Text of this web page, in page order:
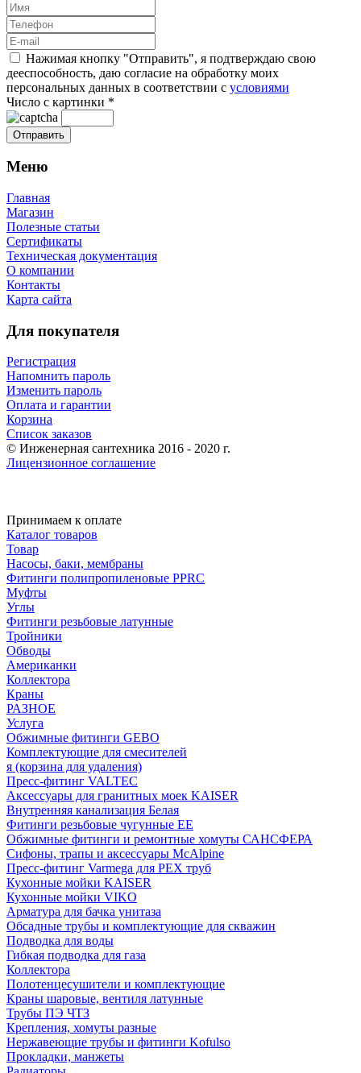
Нажимая кнопку "Отправить", я подтверждаю свою
дееспособность, даю согласие на обработку моих
персональных данных в соответствии с условиями
Число с картинки *
Меню
Главная
Магазин
Полезные статьи
Сертификаты
Техническая документация
О компании
Контакты
Карта сайта
Для покупателя
Регистрация
Напомнить пароль
Изменить пароль
Оплата и гарантии
Корзина
Список заказов
© Инженерная сантехника 2016 - 2020 г.
Лицензионное соглашение
Принимаем к оплате
Каталог товаров
Товар
Насосы, баки, мембраны
Фитинги полипропиленовые PPRC
Муфты
Углы
Фитинги резьбовые латунные
Тройники
Обводы
Американки
Коллектора
Краны
РАЗНОЕ
Услуга
Обжимные фитинги GEBO
Комплектующие для смесителей
я (корзина для удаления)
Пресс-фитинг VALTEC
Аксессуары для гранитных моек KAISER
Внутренняя канализация Белая
Фитинги резьбовые чугунные EE
Обжимные фитинги и ремонтные хомуты САНСФЕРА
Сифоны, трапы и аксессуары McAlpine
Пресс-фитинг Varmega для PEX труб
Кухонные мойки KAISER
Кухонные мойки VIKO
Арматура для бачка унитаза
Обсадные трубы и комплектующие для скважин
Подводка для воды
Гибкая подводка для газа
Коллектора
Полотенцесушители и комплектующие
Краны шаровые, вентиля латунные
Трубы ПЭ ЧТЗ
Крепления, хомуты разные
Нержавеющие трубы и фитинги Kofulso
Прокладки, манжеты